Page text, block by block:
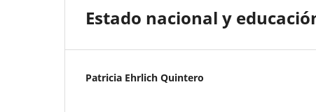
Estado nacional y
Patricia Ehrlich Quintero